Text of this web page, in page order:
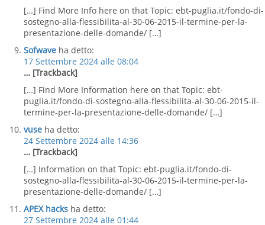
[…] Find More Info here on that Topic: ebt-puglia.it/fondo-di-
sostegno-alla-flessibilita-al-30-06-2015-il-termine-per-la-
presentazione-delle-domande/ […]
Sofwave ha detto:
17 Settembre 2024 alle 08:04
… [Trackback]
[…] Find More Information here on that Topic: ebt-
puglia.it/fondo-di-sostegno-alla-flessibilita-al-30-06-2015-il-
termine-per-la-presentazione-delle-domande/ […]
vuse ha detto:
24 Settembre 2024 alle 14:36
… [Trackback]
[…] Information on that Topic: ebt-puglia.it/fondo-di-
sostegno-alla-flessibilita-al-30-06-2015-il-termine-per-la-
presentazione-delle-domande/ […]
APEX hacks ha detto:
27 Settembre 2024 alle 01:44